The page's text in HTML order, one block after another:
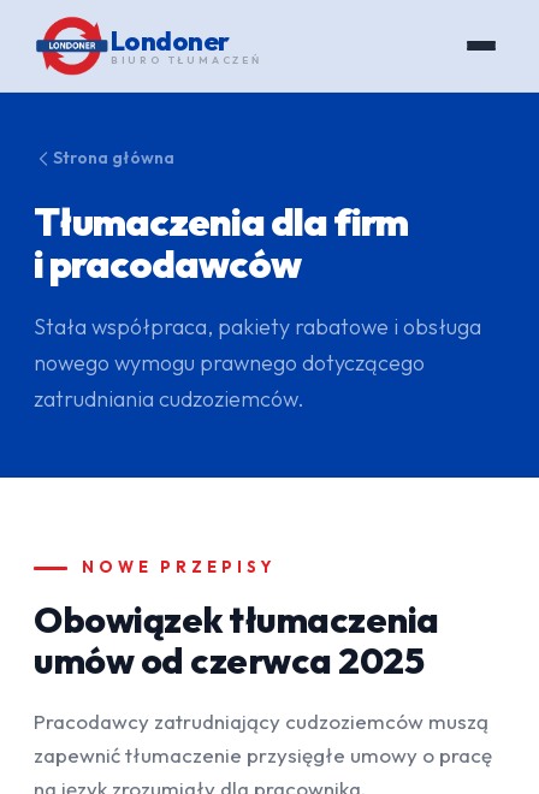
Londoner
BIURO TŁUMACZEŃ
Strona główna
Tłumaczenia dla firm
i pracodawców
Stała współpraca, pakiety rabatowe i obsługa
nowego wymogu prawnego dotyczącego
zatrudniania cudzoziemców.
NOWE PRZEPISY
Obowiązek tłumaczenia
umów od czerwca 2025
Pracodawcy zatrudniający cudzoziemców muszą
zapewnić tłumaczenie przysięgłe umowy o pracę
na język zrozumiały dla pracownika.